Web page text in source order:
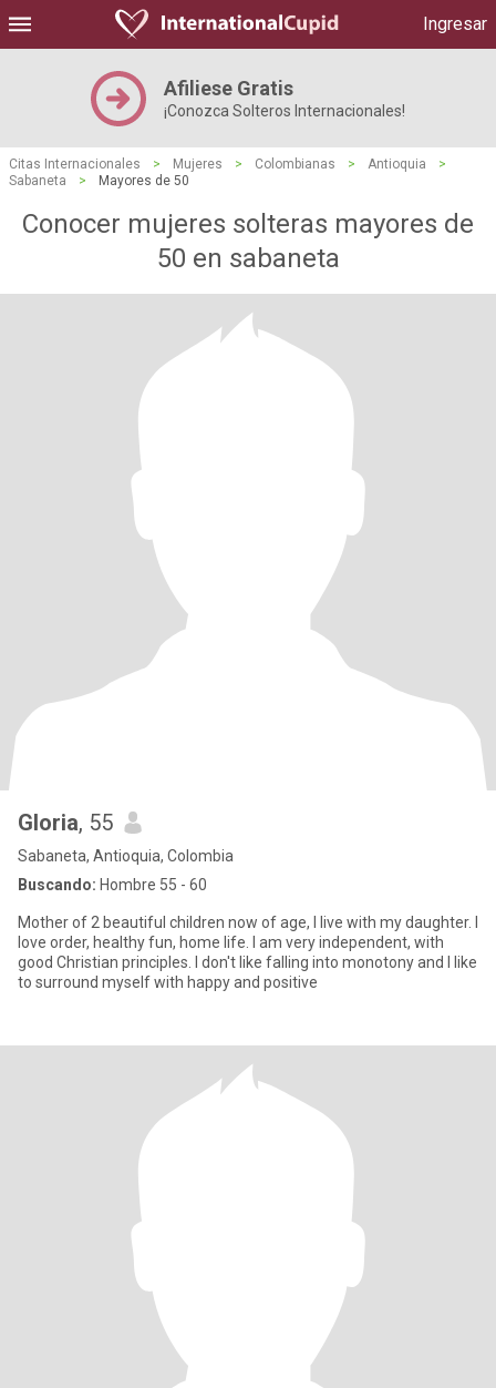
Ingresar
Afiliese Gratis
¡Conozca Solteros Internacionales!
Citas Internacionales > Mujeres > Colombianas > Antioquia
>
Sabaneta
> Mayores de 50
Conocer mujeres solteras mayores de
50 en sabaneta
Gloria, 55
Sabaneta, Antioquia, Colombia
Buscando: Hombre 55 - 60
Mother of 2 beautiful children now of age, I live with my daughter. I
love order, healthy fun, home life. I am very independent, with
good Christian principles. I don't like falling into monotony and I like
to surround myself with happy and positive